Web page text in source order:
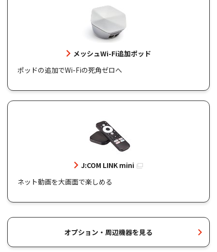
メッシュWi-Fi追加ポッド
ポッドの追加でWi-Fiの死角ゼロへ
J:COM LINK mini
ネット動画を大画面で楽しめる
オプション・周辺機器を見る